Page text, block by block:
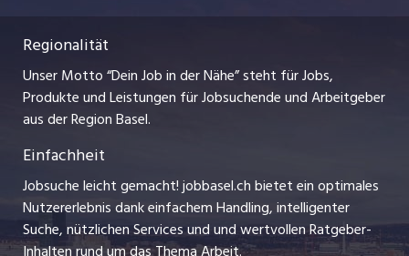
Lehrstellen
Ferienjobs
Management / Kader-Jobs
Arbeitgeber
Jobline
Impressum
Stellenmeldepflicht
Bewerber-Cockpit
myjob.ch
jobzüri.ch
ajourjob.ch
bzbasel.ch
Regionalität
Unser Motto “Dein Job in der Nähe” steht für Jobs,
Produkte und Leistungen für Jobsuchende und Arbeitgeber
aus der Region Basel.
Einfachheit
Jobsuche leicht gemacht! jobbasel.ch bietet ein optimales
Nutzererlebnis dank einfachem Handling, intelligenter
Suche, nützlichen Services und und wertvollen Ratgeber-